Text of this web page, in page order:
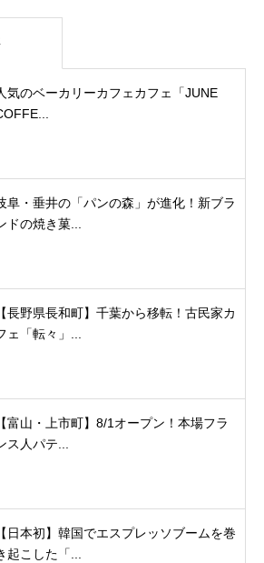
気のベーカリーカフェカフェ「JUNE
阜・垂井の「パンの森」が進化！新ブラ
ドの焼き菓...
【長野県長和町】千葉から移転！古民家カ
ェ「転々」...
【富山・上市町】8/1オープン！本場フラ
ス人パテ...
【日本初】韓国でエスプレッソブームを巻
起こした「...